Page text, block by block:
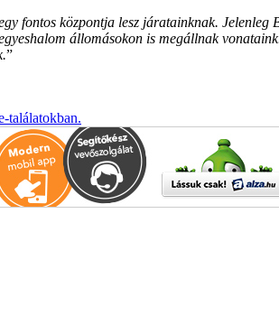
fontos központja lesz járatainknak.
állomásokon is megállnak
”
találatokban.